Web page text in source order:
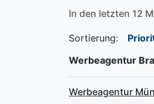
In den letzten 12
Sortierung:
Werbeagentur
Werbeagentur